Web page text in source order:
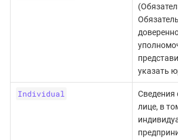
указать
Individual
Сведения
лице, в